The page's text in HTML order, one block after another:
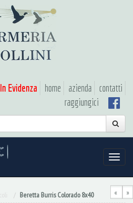
In Evidenza home azienda
contatti
raggiungici
Beretta Burris Colorado 8x40 « »